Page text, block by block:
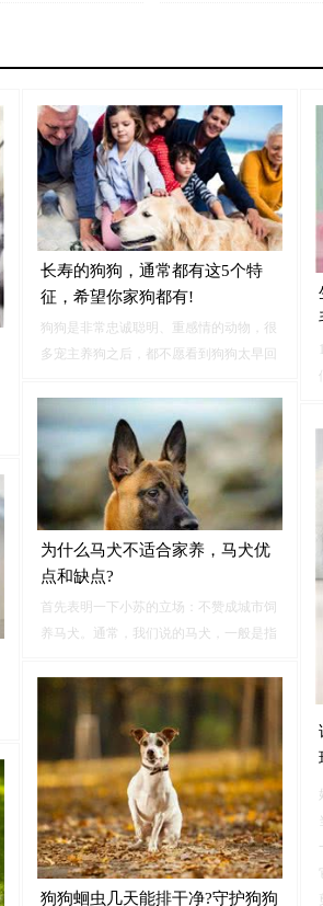
长寿的狗狗，通常都有这5个特
征，希望你家狗都有!
狗狗是非常忠诚聪明、重感情的动物，很
多宠主养狗之后，都不愿看到狗狗太早回
是只要你家狗狗有下面这5个特征，说明它
还会很比其他同龄狗“长寿”！1、走路带风
健康长寿的狗狗...
为什么马犬不适合家养，马犬优
点和缺点?
首先表明一下小苏的立场：不赞成城市饲
养马犬。通常，我们说的马犬，一般是指
犬，无论智商、灵活性、服从性、可训性
都胜过其它工作犬，时常给人们训为保镖
犬，护卫犬。
狗狗蛔虫几天能排干净?守护狗狗